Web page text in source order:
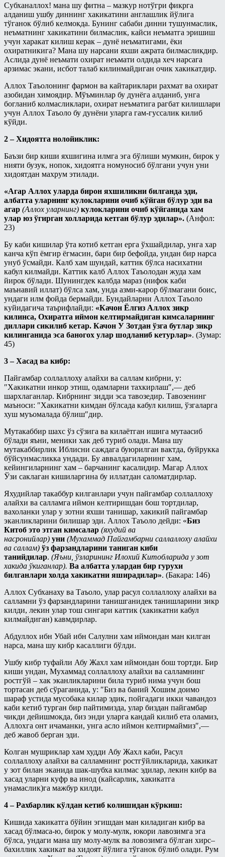
Субханаллох! мана шу фитна – мазкур нотўгри фикрга
алданиш ушбу диннинг хакикатини англашлик йўлига
тўганок бўлиб келмокда. Бунинг сабаби динни тушунмаслик,
неъматнинг хакикатини билмаслик, кайси неъматга эришиш
учун харакат килиш керак – дунё неъматигами, ёки
охиратникига? Мана шу нарсани яхши ажрата билмасликдир.
Аслида дунё неъмати охират неъмати олдида хеч нарсага
арзимас экани, исбот талаб килинмайдиган очик хакикатдир.
Аллох Таъолонинг фармон ва кайтариклари рахмат ва охират
азобидан химоядир. Мўъминлар бу дунёга алданиб, унга
богланиб колмасликлари, охират неъматига рагбат килишлари
учун Аллох Таъоло бу дунёни уларга гам-гуссалик килиб
кўйди.
2 – Хидоятга нолойиклик:
Баъзи бир киши яхшигина илмга эга бўлиши мумкин, бирок у
нияти бузук, нопок, хидоятга номуносиб бўлгани учун уни
хидоятдан махрум этилади.
«Агар Аллох уларда бирон яхшиликни билганда эди,
албатта уларнинг кулокларини очиб кўйган бўлур эди ва
агар (Аллох уларнинг) кулокларини очиб кўйганида хам
улар юз ўгирган холларида кетган бўлур эдилар». (Анфол:
23)
Бу каби кишилар ўта котиб кетган ерга ўхшайдилар, унга хар
канча кўп ёмгир ёгмасин, бари бир бефойда, ундан бир нарса
унуб ўсмайди. Калб хам шундай, каттик бўлса насихатни
кабул килмайди. Каттик калб Аллох Таъолодан жуда хам
йирок бўлади. Шунингдек калбда мараз (нифок каби
маънавий иллат) бўлса хам, унда азми-карор бўлмагани боис,
ундаги илм фойда бермайди. Бундайларни Аллох Таъоло
куйидагича таърифлайди: «Качон Ёлгиз Аллох зикр
килинса, Охиратга иймон келтирмайдиган кимсаларнинг
диллари сикилиб кетар. Качон У Зотдан ўзга бутлар зикр
килинганида эса баногох улар шодланиб кетурлар». (Зумар:
45)
3 – Хасад ва кибр:
Пайгамбар соллаллоху алайхи ва саллам кибрни, у:
″Хакикатни инкор этиш, одамларни тахкирлаш″,— деб
шархлаганлар. Кибрнинг зидди эса тавозедир. Тавозенинг
маъноси: ″Хакикатни кимдан бўлсада кабул килиш, ўзгаларга
хуш муъомалада бўлиш″дир.
Мутакаббир шахс ўз сўзига ва килаётган ишига мутаасиб
бўлади яъни, меники хак деб туриб олади. Мана шу
мутакаббирлик Иблисни саждага буюрилган вактда, буйрукка
бўйсунмасликка ундади. Бу аввалдагиларнинг хам,
кейингиларнинг хам – барчанинг касалидир. Магар Аллох
Ўзи саклаган кишиларгина бу иллатдан саломатдирлар.
Яхудийлар такаббур килганлари учун пайгамбар соллаллоху
алайхи ва салламга иймон келтиришдан бош тортдилар,
вахоланки улар у зотни яхши танишар, хакикий пайгамбар
эканликларини билишар эди. Аллох Таъоло дейди: «Биз
Китоб это этган кимсалар (яхудий ва
насронийлар) уни (Мухаммад Пайгамбарни саллаллоху алайхи
ва саллам) ўз фарзандларини таниган киби
танийдилар. (Яъни, ўзларининг Илохий Китобларида у зот
хакида ўкиганлар). Ва албатта улардан бир гурухи
билганлари холда хакикатни яширадилар». (Бакара: 146)
Аллох Субханаху ва Таъоло, улар расул соллаллоху алайхи ва
салламни ўз фарзандларини танишганидек танишларини зикр
килди, лекин улар тош сингари каттик (хакикатни кабул
килмайдиган) кавмдирлар.
Абдуллох ибн Убай ибн Салулни хам иймондан ман килган
нарса, мана шу кибр касаллиги бўлди.
Ушбу кибр туфайли Абу Жахл хам иймондан бош тортди. Бир
киши ундан, Мухаммад соллаллоху алайхи ва салламнинг
ростгўй – хак эканликларини била туриб нима учун бош
тортасан деб сўраганида, у: ″Биз ва баний Хошим доимо
шараф устида мусобака килар эдик, пойгадаги икки чавандоз
каби кетиб турган бир пайтимизда, улар биздан пайгамбар
чикди дейишмокда, биз энди уларга кандай килиб ета оламиз,
Аллохга онт ичаманки, унга асло иймон келтирмаймиз″,—
деб жавоб берган эди.
Колган мушриклар хам худди Абу Жахл каби, Расул
соллаллоху алайхи ва салламнинг ростгўйликларида, хакикат
у зот билан эканида шак-шубха килмас эдилар, лекин кибр ва
хасад уларни куфр ва инод (кайсарлик, хакикатга
унамаслик)га мажбур килди.
4 – Рахбарлик кўлдан кетиб колишидан кўркиш:
Кишида хакикатга бўйин эгишдан ман киладиган кибр ва
хасад бўлмаса-ю, бирок у молу-мулк, юкори лавозимга эга
бўлса, ундаги мана шу молу-мулк ва ловозимга бўлган хирс–
бахиллик хакикат ва хидоят йўлига тўганок бўлиб олади. Рум